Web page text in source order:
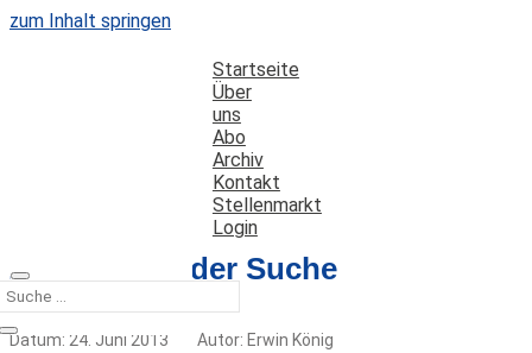
zum Inhalt springen
Startseite
Über
uns
Abo
Archiv
Kontakt
Stellenmarkt
Login
Zur Zukunft der Suche
Datum: 24. Juni 2013
Autor: Erwin König